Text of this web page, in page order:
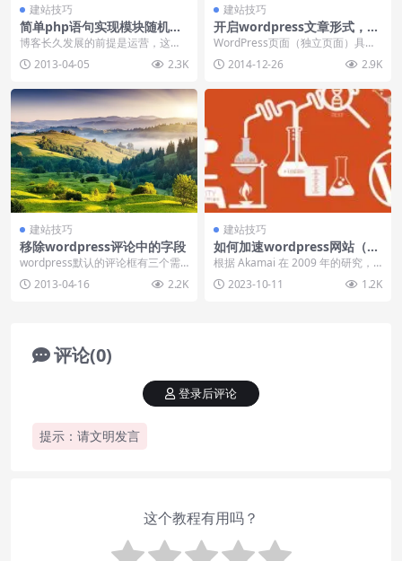
建站技巧
简单php语句实现模块随机显
示
博客长久发展的前提是运营，这也
可能是N多写博站长最终没有坚持
下来的原因吧，其实博...
2013-04-05 2.3K
建站技巧
开启wordpress文章形式，编
辑不同文章风格
WordPress页面（独立页面）具有
一个很强的功能，只需要在随便一
个页面的顶部...
2014-12-26 2.9K
建站技巧
移除wordpress评论中的字段
wordpress默认的评论框有三个需
要输入的字段：评论者名称、邮箱
和站点，移除...
2013-04-16 2.2K
建站技巧
如何加速wordpress网站（总
结）
根据 Akamai 在 2009 年的研究，4
7% 的访客希望页面在 2 秒内加...
2023-10-11 1.2K
评论(0)
提示：请文明发言
登录后评论
这个教程有用吗？